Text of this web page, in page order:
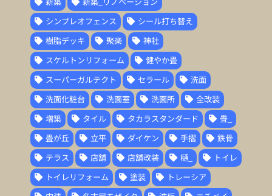
シンプレオフェンス
シール打ち替え
樹脂デッキ
聚楽
神社
スケルトンリフォーム
健やか畳
スーパーガルテクト
セラール
洗面
洗面化粧台
洗面室 洗面所
全改装
増築
タイル タカラスタンダード
畳_
畳が丘
立平 ダイケン 手摺
鉄骨
テラス
店舗 店舗改装 樋_
トイレ
トイレリフォーム
塗装
トレーシア